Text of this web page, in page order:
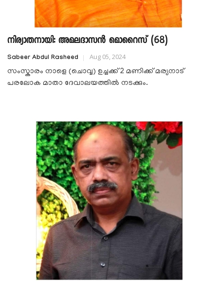
നിര്യാതനായി: അമലദാസൻ മൊറൈസ് (68)
Sabeer Abdul Rasheed
Aug 05, 2024
സംസ്കാരം നാളെ (ചൊവ്വ) ഉച്ചക്ക് 2 മണിക്ക് മര്യനാട്
പരലോക മാതാ ദേവാലയത്തിൽ നടക്കും.